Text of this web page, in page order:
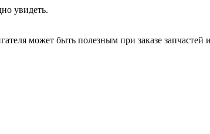
увидеть.
может быть полезным при заказе запчастей